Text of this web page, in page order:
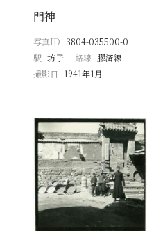
門神
写真ID 3804-035500-0
駅 坊子 路線 膠済線
撮影日
1941年1月